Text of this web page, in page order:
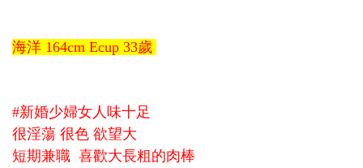
海洋 164cm Ecup 33歲
#新婚少婦女人味十足
很淫蕩 很色 欲望大
短期兼職 喜歡大長粗的肉棒